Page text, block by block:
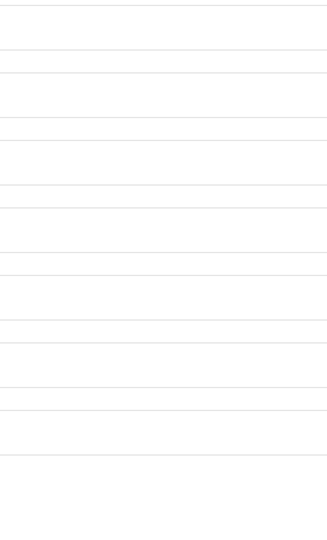
o da infiammazioni di varia
ingerito
è necessario consultare uno
del tumore del colon-retto, ma
il rischio di essere colpiti
tumore del colon-retto qualora
come, ad esempio:
dalla presenza di centinaia o
nella popolazione è
(sintomi) ed è più curabile.
del tumore. La più usata si
e con la lettera M la
medica (esame clinico), sia
cercare eventuali masse
corpo.
in base allo stadio e al grado
una fase iniziale (precoce) del
noto come
i due tratti
ciò non è possibile ed è
(stomia). Nelle persone
i problemi quotidiani e per
precoce), prima che
di un programma di
delsangue occultonelle feci. I
da associare agli screening
media a livello nazionale
stimata per il 2024:
negli uomini potrebbero
sembrano
. In accordo con questo, altri
donne e 53.9% uomini)
U 36.7%). Inoltre, a seconda
delle persone colpite
di tumore del colon-
M, Aigner F, Pratschke J, Rau
cancer patients.Langenbecks